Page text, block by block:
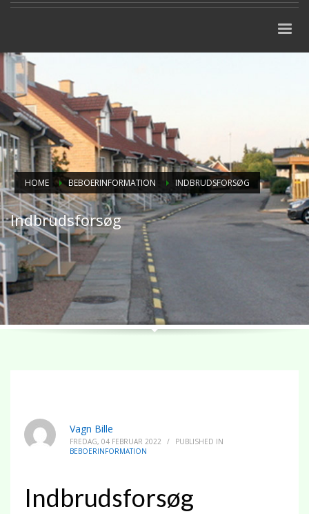
HOME BEBOERINFORMATION INDBRUDSFORSØG
Indbrudsforsøg
Vagn Bille
FREDAG, 04 FEBRUAR 2022 /
PUBLISHED IN
BEBOERINFORMATION
Indbrudsforsøg